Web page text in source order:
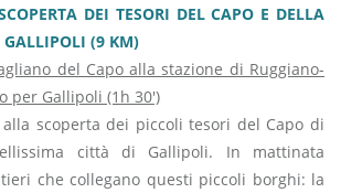
DEI TESORI DEL CAPO E DELLA
GALLIPOLI (9 KM)
del Capo alla stazione di Ruggiano-
per Gallipoli (1h 30')
scoperta dei piccoli tesori del Capo di
città di Gallipoli. In mattinata
che collegano questi piccoli borghi: la